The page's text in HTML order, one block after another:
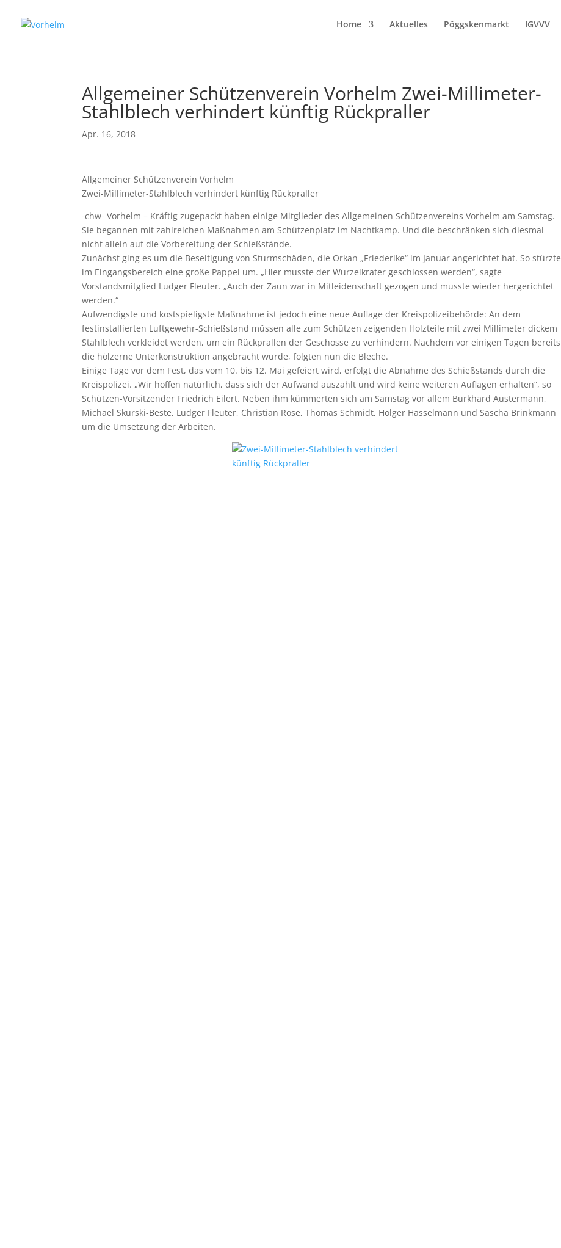
Home Aktuelles Pöggskenmarkt IGVVV
Allgemeiner Schützenverein Vorhelm Zwei-Millimeter-
Stahlblech verhindert künftig Rückpraller
Apr. 16, 2018
Allgemeiner Schützenverein Vorhelm
Zwei-Millimeter-Stahlblech verhindert künftig Rückpraller
-chw- Vorhelm – Kräftig zugepackt haben einige Mitglieder des Allgemeinen Schützenvereins Vorhelm am Samstag.
Sie begannen mit zahlreichen Maßnahmen am Schützenplatz im Nachtkamp. Und die beschränken sich diesmal
nicht allein auf die Vorbereitung der Schießstände.
Zunächst ging es um die Beseitigung von Sturmschäden, die Orkan „Friederike“ im Januar angerichtet hat. So stürzte
im Eingangsbereich eine große Pappel um. „Hier musste der Wurzelkrater geschlossen werden“, sagte
Vorstandsmitglied Ludger Fleuter. „Auch der Zaun war in Mitleidenschaft gezogen und musste wieder hergerichtet
werden.“
Aufwendigste und kostspieligste Maßnahme ist jedoch eine neue Auflage der Kreispolizeibehörde: An dem
festinstallierten Luftgewehr-Schießstand müssen alle zum Schützen zeigenden Holzteile mit zwei Millimeter dickem
Stahlblech verkleidet werden, um ein Rückprallen der Geschosse zu verhindern. Nachdem vor einigen Tagen bereits
die hölzerne Unterkonstruktion angebracht wurde, folgten nun die Bleche.
Einige Tage vor dem Fest, das vom 10. bis 12. Mai gefeiert wird, erfolgt die Abnahme des Schießstands durch die
Kreispolizei. „Wir hoffen natürlich, dass sich der Aufwand auszahlt und wird keine weiteren Auflagen erhalten“, so
Schützen-Vorsitzender Friedrich Eilert. Neben ihm kümmerten sich am Samstag vor allem Burkhard Austermann,
Michael Skurski-Beste, Ludger Fleuter, Christian Rose, Thomas Schmidt, Holger Hasselmann und Sascha Brinkmann
um die Umsetzung der Arbeiten.